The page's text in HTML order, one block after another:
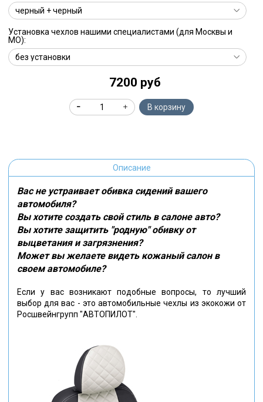
Установка чехлов нашими специалистами (для Москвы и
МО):
7200 руб
В корзину
Описание
Вас не устраивает обивка сидений вашего
автомобиля?
Вы хотите создать свой стиль в салоне авто?
Вы хотите защитить "родную" обивку от
выцветания и загрязнения?
Может вы желаете видеть кожаный салон в
своем автомобиле?
Если у вас возникают подобные вопросы, то лучший
выбор для вас - это автомобильные чехлы из экокожи от
Росшвейнгрупп "АВТОПИЛОТ".